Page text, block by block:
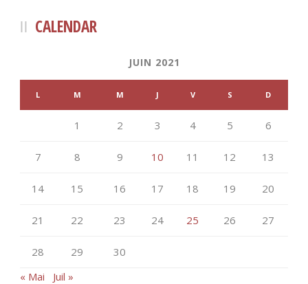
CALENDAR
JUIN 2021
L M M J V S D
1 2 3 4 5 6
7 8 9 10 11 12 13
14 15 16 17 18 19 20
21 22 23 24 25 26 27
28 29
30
« Mai
Juil »